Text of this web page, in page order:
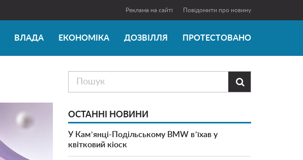
Реклама на сайті Повідомити про новину
ВЛАДА ЕКОНОМІКА ДОЗВІЛЛЯ ПРОТЕСТОВАНО

ОСТАННІ НОВИНИ
У Камʼянці-Подільському BMW вʼїхав у
квітковий кіоск